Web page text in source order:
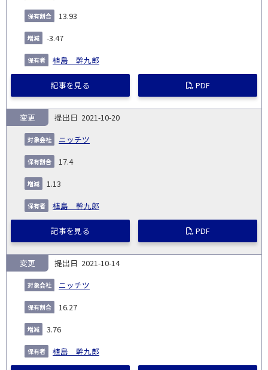
13.93
-3.47
植島 幹九郎
記事を見る PDF
2021-10-20
ニッチツ
変更
17.4
1.13
植島 幹九郎
記事を見る PDF
2021-10-14
ニッチツ
変更
16.27
3.76
植島 幹九郎